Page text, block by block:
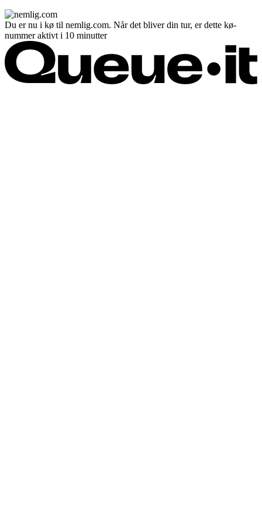
Du er nu i kø til nemlig.com. Når det bliver din tur, er dette kø-
nummer aktivt i 10 minutter